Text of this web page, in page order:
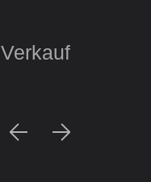
Verkauf